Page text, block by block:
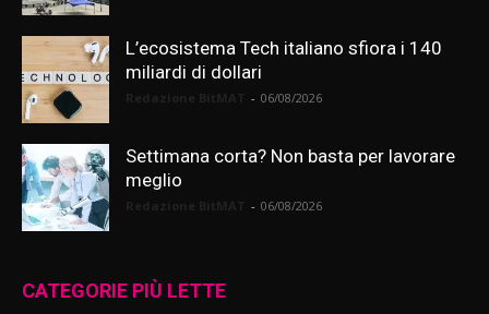
L’ecosistema Tech italiano sfiora i 140
miliardi di dollari
- 06/08/2026
Settimana corta? Non basta per lavorare
meglio
- 06/08/2026
CATEGORIE PIÙ LETTE